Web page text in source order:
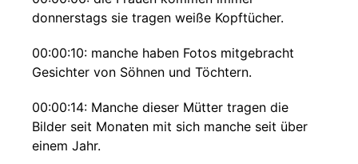
donnerstags sie tragen weiße Kopftücher.
00:00:10: manche haben Fotos mitgebracht
Gesichter von Söhnen und Töchtern.
00:00:14: Manche dieser Mütter tragen die
Bilder seit Monaten mit sich manche seit über
einem Jahr.